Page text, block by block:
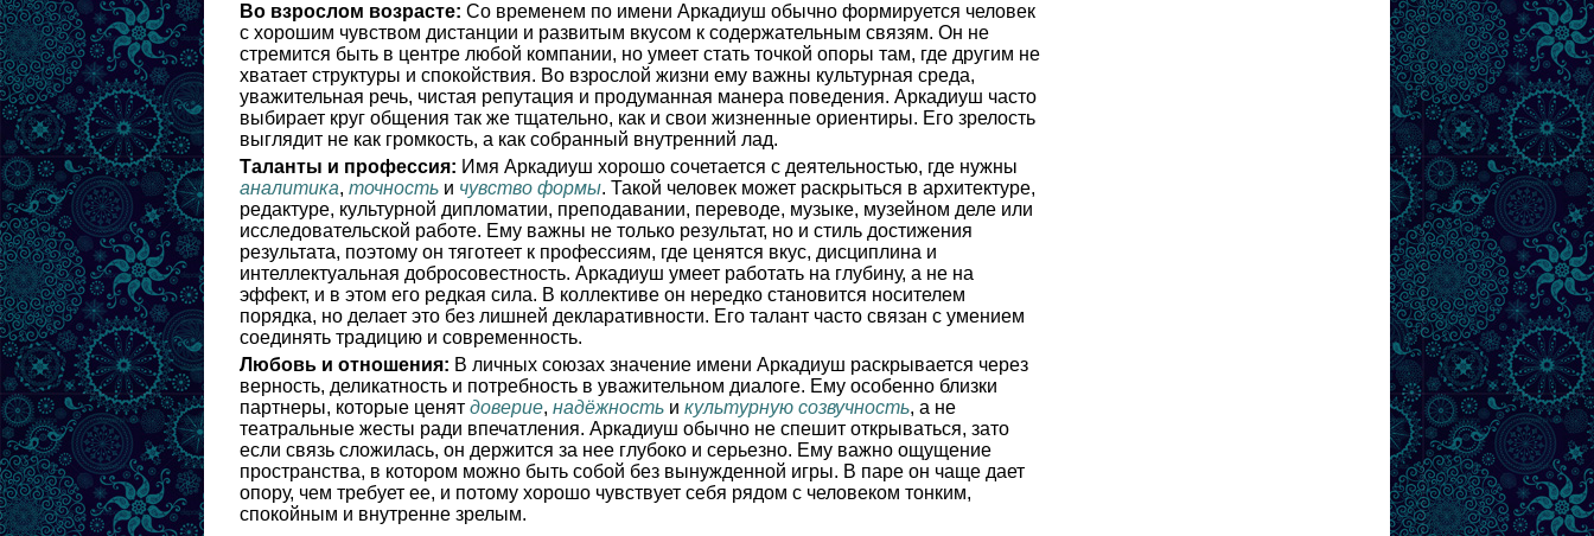
Во взрослом возрасте: Со временем по имени Аркадиуш обычно формируется человек
с хорошим чувством дистанции и развитым вкусом к содержательным связям. Он не
стремится быть в центре любой компании, но умеет стать точкой опоры там, где другим не
хватает структуры и спокойствия. Во взрослой жизни ему важны культурная среда,
уважительная речь, чистая репутация и продуманная манера поведения. Аркадиуш часто
выбирает круг общения так же тщательно, как и свои жизненные ориентиры. Его зрелость
выглядит не как громкость, а как собранный внутренний лад.
Таланты и профессия: Имя Аркадиуш хорошо сочетается с деятельностью, где нужны
аналитика, точность и чувство формы. Такой человек может раскрыться в архитектуре,
редактуре, культурной дипломатии, преподавании, переводе, музыке, музейном деле или
исследовательской работе. Ему важны не только результат, но и стиль достижения
результата, поэтому он тяготеет к профессиям, где ценятся вкус, дисциплина и
интеллектуальная добросовестность. Аркадиуш умеет работать на глубину, а не на
эффект, и в этом его редкая сила. В коллективе он нередко становится носителем
порядка, но делает это без лишней декларативности. Его талант часто связан с умением
соединять традицию и современность.
Любовь и отношения: В личных союзах значение имени Аркадиуш раскрывается через
верность, деликатность и потребность в уважительном диалоге. Ему особенно близки
партнеры, которые ценят доверие, надёжность и культурную созвучность, а не
театральные жесты ради впечатления. Аркадиуш обычно не спешит открываться, зато
если связь сложилась, он держится за нее глубоко и серьезно. Ему важно ощущение
пространства, в котором можно быть собой без вынужденной игры. В паре он чаще дает
опору, чем требует ее, и потому хорошо чувствует себя рядом с человеком тонким,
спокойным и внутренне зрелым.